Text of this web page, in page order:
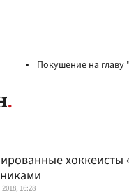
Покушение на главу
16:28